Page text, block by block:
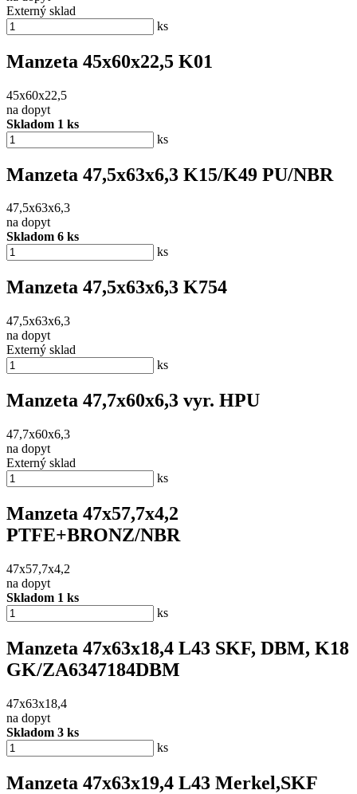
Externý sklad
ks
Manzeta 45x60x22,5 K01
45x60x22,5
na dopyt
Skladom 1 ks
ks
Manzeta 47,5x63x6,3 K15/K49 PU/NBR
47,5x63x6,3
na dopyt
Skladom 6 ks
ks
Manzeta 47,5x63x6,3 K754
47,5x63x6,3
na dopyt
Externý sklad
ks
Manzeta 47,7x60x6,3 vyr. HPU
47,7x60x6,3
na dopyt
Externý sklad
ks
Manzeta 47x57,7x4,2
PTFE+BRONZ/NBR
47x57,7x4,2
na dopyt
Skladom 1 ks
ks
Manzeta 47x63x18,4 L43 SKF, DBM, K18
GK/ZA6347184DBM
47x63x18,4
na dopyt
Skladom 3 ks
ks
Manzeta 47x63x19,4 L43 Merkel,SKF